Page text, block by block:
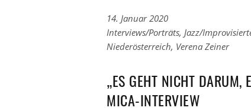
14. Januar 2020
Links
zu
Kategorien
Interviews/Porträts, Jazz/
Links
den
Tags
Niederösterreich, Verena Zeiner
„ES GEHT NICHT DARUM,
MICA-INTERVIEW